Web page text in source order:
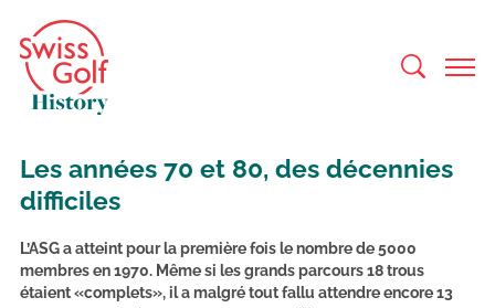
Les années 70 et 80, des décennies
difficiles
L’ASG a atteint pour la première fois le nombre de 5000
membres en 1970. Même si les grands parcours 18 trous
étaient «complets», il a malgré tout fallu attendre encore 13